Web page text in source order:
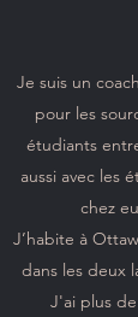
Je suis un
pour les
étudiants
aussi avec les
chez
J’habite à
dans les deux
J'ai plus